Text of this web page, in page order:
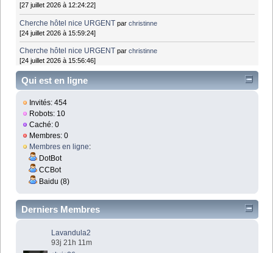
[27 juillet 2026 à 12:24:22]
Cherche hôtel nice URGENT parchristinne
[24 juillet 2026 à 15:59:24]
Cherche hôtel nice URGENT parchristinne
[24 juillet 2026 à 15:56:46]
Qui est en ligne
Invités: 454
Robots: 10
Caché: 0
Membres: 0
Membres en ligne:
DotBot
CCBot
Baidu (8)
Derniers Membres
Lavandula2
93j 21h 11m